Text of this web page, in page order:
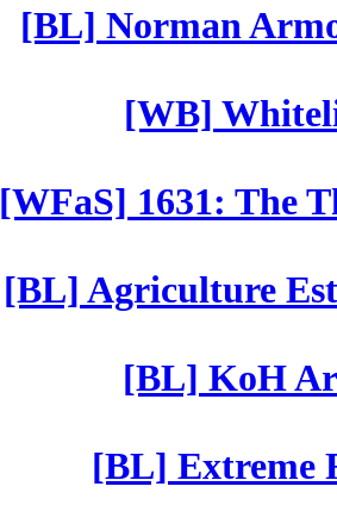
[BL] Norman
[WB]
[WFaS] 1631: The
[BL] Agriculture
[BL] KoH
[BL] Extreme